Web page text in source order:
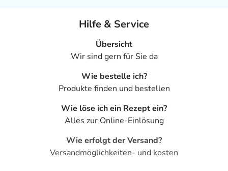
Hilfe & Service
Übersicht
Wir sind gern für Sie da
Wie bestelle ich?
Produkte finden und bestellen
Wie löse ich ein Rezept ein?
Alles zur Online-Einlösung
Wie erfolgt der Versand?
Versandmöglichkeiten- und kosten